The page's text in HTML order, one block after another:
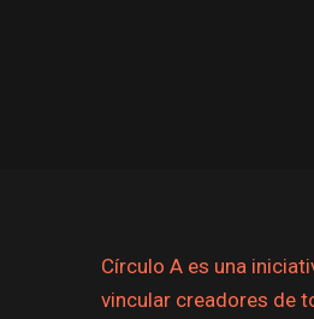
Círculo A es una
vincular creadores de